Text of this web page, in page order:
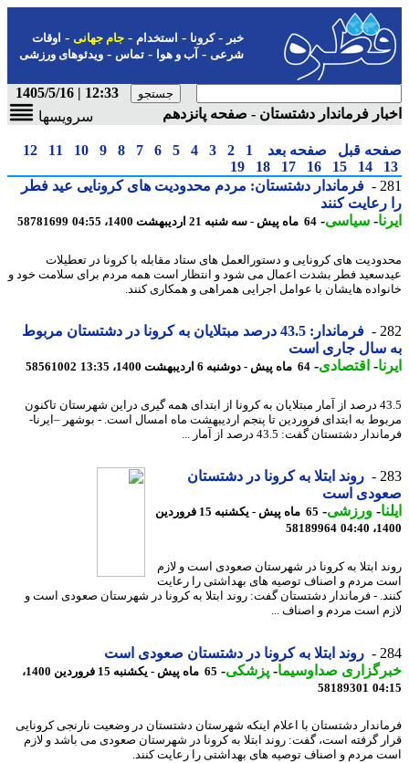
-کرونا-استخدام- جام جهانی-اوقات
شرعی-آب و هوا-تماس-ویدئوهای ورزشی
12:33 | 1405/5/16
فرماندار دشتستان - صفحه پانزدهم
سرویسها
قبل صفحه بعد 1
2
3
4
5
6
7
8
9
10
11
12
14
15
16
17
18
19
فرماندار دشتستان: مردم محدودیت های کرونایی عید فطر
کنند
-سیاسی-64 ماه پیش - سه شنبه 21 اردیبهشت 1400، 04:55 58781699
های کرونایی و دستورالعمل های ستاد مقابله با کرونا در تعطیلات
فطر بشدت اعمال می شود و انتظار است همه مردم برای سلامت خود و
هایشان با عوامل اجرایی همراهی و همکاری کنند.
فرماندار: 43.5 درصد مبتلایان به کرونا در دشتستان مربوط
سال جاری است
-اقتصادی-64 ماه پیش - دوشنبه 6 اردیبهشت 1400، 13:35 58561002
43.5 درصد از آمار مبتلایان به کرونا از ابتدای همه گیری دراین شهرستان تاکنون
به ابتدای فروردین تا پنجم اردیبهشت ماه امسال است. - بوشهر –ایرنا-
دشتستان گفت: 43.5 درصد از آمار ...
روند ابتلا به کرونا در دشتستان
است
-ورزشی-
65 ماه پیش - یکشنبه 15 فروردین
58189964
ابتلا به کرونا در شهرستان صعودی است و لازم
مردم و اصناف توصیه های بهداشتی را رعایت
- فرماندار دشتستان گفت: روند ابتلا به کرونا در شهرستان صعودی است و
است مردم و اصناف ...
روند ابتلا به کرونا در دشتستان صعودی است
صداوسیما-پزشکی-
65 ماه پیش - یکشنبه 15 فروردین 1400،
58189301
دشتستان با اعلام اینکه شهرستان دشتستان در وضعیت نارنجی کرونایی
گرفته است، گفت: روند ابتلا به کرونا در شهرستان صعودی می باشد و لازم
مردم و اصناف توصیه های بهداشتی را رعایت کنند.